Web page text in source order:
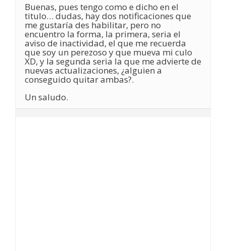
Buenas, pues tengo como e dicho en el
titulo… dudas, hay dos notificaciones que
me gustaría des habilitar, pero no
encuentro la forma, la primera, seria el
aviso de inactividad, el que me recuerda
que soy un perezoso y que mueva mi culo
XD, y la segunda seria la que me advierte de
nuevas actualizaciones, ¿alguien a
conseguido quitar ambas?.
Un saludo.